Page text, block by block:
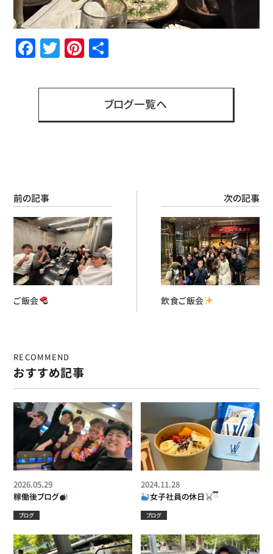
Facebook
TwitterPinterest
ブログ一覧へ
前の記事
ご飯会
次の記事
飲食ご飯会
RECOMMEND
おすすめ記事
稼働後ブログ
2026.05.29
ブログ
女子社員の休日 ྀི
2024.11.28
ブログ